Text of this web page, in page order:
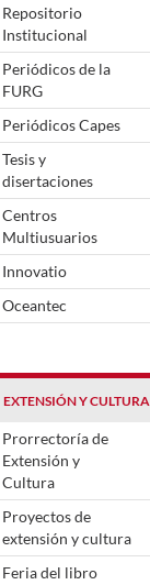
Repositorio
Institucional
Periódicos de la
FURG
Periódicos Capes
Tesis y
disertaciones
Centros
Multiusuarios
Innovatio
Oceantec
EXTENSIÓN Y CULTURA
Prorrectoría de
Extensión y
Cultura
Proyectos de
extensión y cultura
Feria del libro